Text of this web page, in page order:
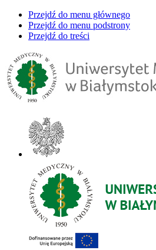
Przejdź do menu głównego
Przejdź do menu podstrony
Przejdź do treści